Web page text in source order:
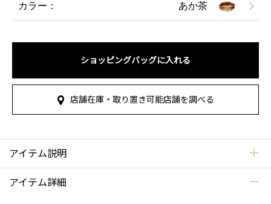
カラー： あか茶
ショッピングバッグに入れる
店舗在庫・取り置き可能店舗を調べる
アイテム説明
アイテム詳細